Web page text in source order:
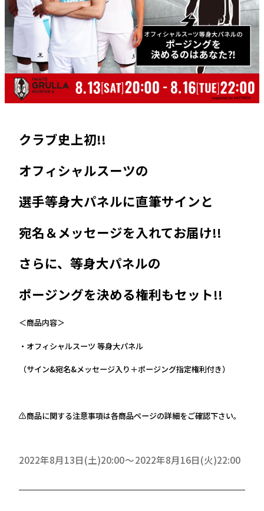
クラブ史上初!!
オフィシャルスーツの
選手等身大パネルに直筆サインと
宛名＆メッセージを入れてお届け!!
さらに、等身大パネルの
ポージングを決める権利もセット!!
＜商品内容＞
・オフィシャルスーツ 等身大パネル
（サイン&宛名&メッセージ入り＋ポージング指定権利付き）
⚠️商品に関する注意事項は各商品ページの詳細をご確認下さい。
2022年8月13日(土)20:00 2022年8月16日(火)22:00